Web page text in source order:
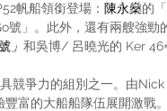
帆船領銜登場： 陳永燊的
號」。此外，還有兩艘強
」 和吳博/ 呂曉光的 Ker
競爭力的組別之一。由
富的大船船隊伍展開激戰